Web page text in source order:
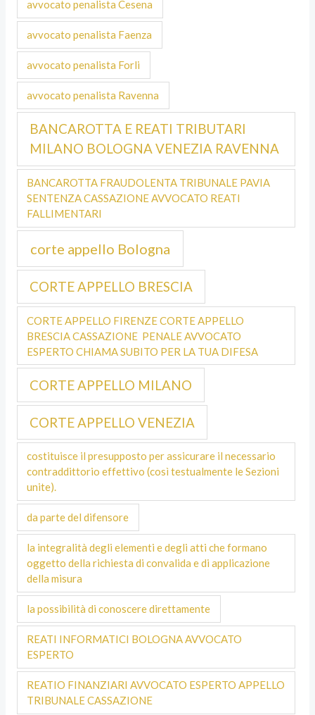
avvocato penalista Cesena
avvocato penalista Faenza
avvocato penalista Forli
avvocato penalista Ravenna
BANCAROTTA E REATI TRIBUTARI
MILANO BOLOGNA VENEZIA RAVENNA
BANCAROTTA FRAUDOLENTA TRIBUNALE PAVIA
SENTENZA CASSAZIONE AVVOCATO REATI
FALLIMENTARI
corte appello Bologna
CORTE APPELLO BRESCIA
CORTE APPELLO FIRENZE CORTE APPELLO
BRESCIA CASSAZIONE PENALE AVVOCATO
ESPERTO CHIAMA SUBITO PER LA TUA DIFESA
CORTE APPELLO MILANO
CORTE APPELLO VENEZIA
costituisce il presupposto per assicurare il necessario
contraddittorio effettivo (così testualmente le Sezioni
unite).
da parte del difensore
la integralità degli elementi e degli atti che formano
oggetto della richiesta di convalida e di applicazione
della misura
la possibilità di conoscere direttamente
REATI INFORMATICI BOLOGNA AVVOCATO
ESPERTO
REATIO FINANZIARI AVVOCATO ESPERTO APPELLO
TRIBUNALE CASSAZIONE